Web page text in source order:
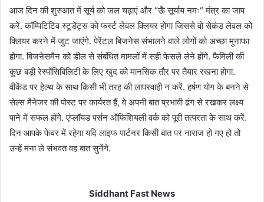
आज दिन की शुरुआत में सूर्य को जल चढ़ाएं और “ऊँ सूर्याय नमः“ मंत्र का जाप
करें. कॉम्पिटिटिव स्टूडेंट्स को फर्स्ट लेवल क्लियर होगा जिससे वो सेकंड लेवल को
क्लियर करने में जुट जाएंगे. पेरेंटल बिजनेस संभालने वाले लोगों को अच्छा मुनाफा
होगा. बिजनेसमैन को डील से संबंधित मामलों में सही फेसले लेने होंगे. फैमिली की
कुछ बड़ी रेस्पोंसिबिलिटी के लिए खुद को मानसिक तौर पर तैयार रखना होगा.
वीकेंड पर हेल्थ के साथ किसी भी तरह की लापरवाही न करें. हर्षण योग के बनने से
सेल्स मैनेजर की पोस्ट पर कार्यरत हैं, वे अपनी बात प्रभावी ढंग से रखकर लक्ष्य
पाने में सफल होंगे. एंप्लॉयड पर्सन ऑफिशियली वर्क को पूरी तत्परता के साथ करें.
दिन आपके फेवर में रहेगा यदि लाइफ पार्टनर किसी बात पर नाराज हो गए हो तो
उन्हें मना ले संभवत वह बात सुनेंगे.
Siddhant Fast News